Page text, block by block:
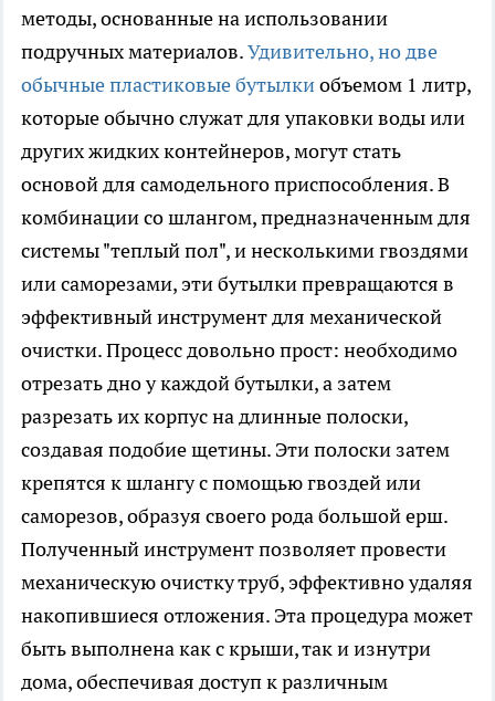
методы, основанные на использовании
подручных материалов.Удивительно, но две
обычные пластиковые бутылкиобъемом 1 литр,
которые обычно служат для упаковки воды или
других жидких контейнеров, могут стать
основой для самодельного приспособления. В
комбинации со шлангом, предназначенным для
системы "теплый пол", и несколькими гвоздями
или саморезами, эти бутылки превращаются в
эффективный инструмент для механической
очистки. Процесс довольно прост: необходимо
отрезать дно у каждой бутылки, а затем
разрезать их корпус на длинные полоски,
создавая подобие щетины. Эти полоски затем
крепятся к шлангу с помощью гвоздей или
саморезов, образуя своего рода большой ерш.
Полученный инструмент позволяет провести
механическую очистку труб, эффективно удаляя
накопившиеся отложения. Эта процедура может
быть выполнена как с крыши, так и изнутри
дома, обеспечивая доступ к различным